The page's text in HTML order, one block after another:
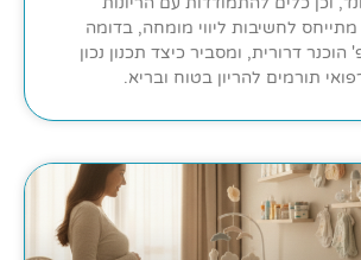
לחשיבות ליווי מומחה, בדומה
דרורית, ומסביר כיצד תכנון נכון
תורמים להריון בטוח ובריא.